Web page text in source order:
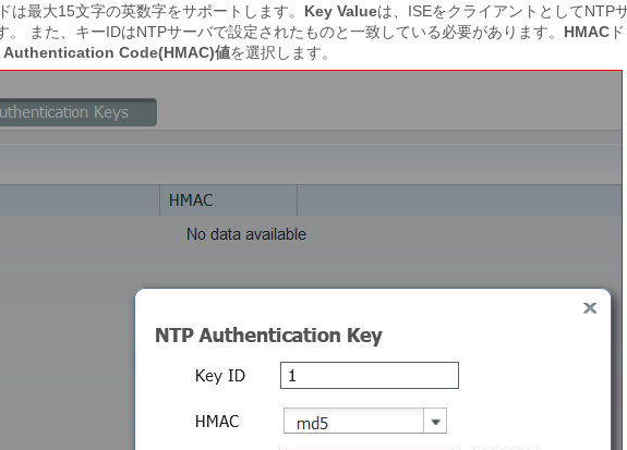
最大15文字の英数字をサポートします。 Key Valueは、ISEをクライアントとしてNTP
また、キーIDはNTPサーバで設定されたものと一致している必要があります。 HMAC
Authentication Code(HMAC)値を選択します。